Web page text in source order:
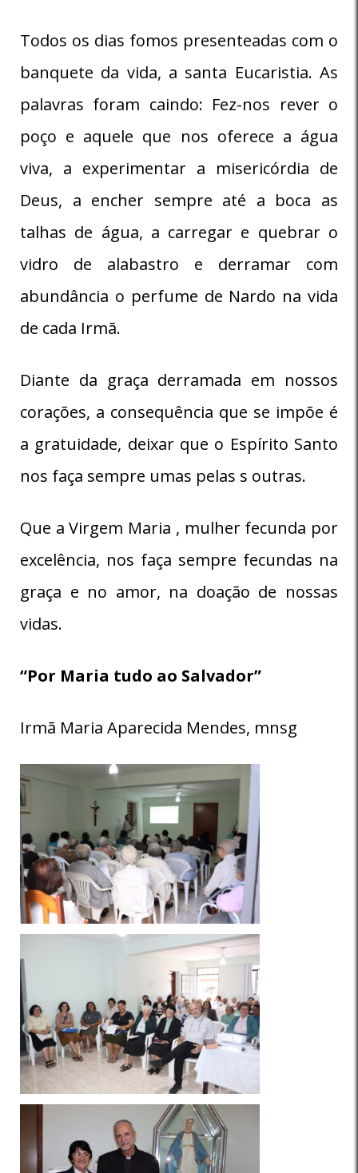
Todos os dias fomos presenteadas com o
banquete da vida, a santa Eucaristia. As
palavras foram caindo: Fez-nos rever o
poço e aquele que nos oferece a água
viva, a experimentar a misericórdia de
Deus, a encher sempre até a boca as
talhas de água, a carregar e quebrar o
vidro de alabastro e derramar com
abundância o perfume de Nardo na vida
de cada Irmã.
Diante da graça derramada em nossos
corações, a consequência que se impõe é
a gratuidade, deixar que o Espírito Santo
nos faça sempre umas pelas s outras.
Que a Virgem Maria , mulher fecunda por
excelência, nos faça sempre fecundas na
graça e no amor, na doação de nossas
vidas.
“Por Maria tudo ao Salvador”
Irmã Maria Aparecida Mendes, mnsg